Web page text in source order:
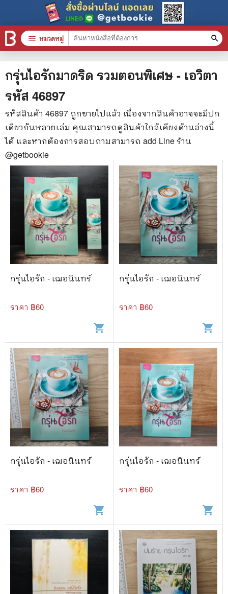
กรุ่นไอรักมาดริด รวมตอนพิเศษ - เอวิตา
รหัส 46897
รหัสสินค้า 46897 ถูกขายไปแล้ว เนื่องจากสินค้าอาจจะมีปก
เดียวกันหลายเล่ม คุณสามารถดูสินค้าใกล้เคียงด้านล่างนี้
ได้ และหากต้องการสอบถามสามารถ add Line ร้าน
@getbookie
กรุ่นไอรัก - เฌอนินทร์
ราคา ฿60
shopping_cart
กรุ่นไอรัก - เฌอนินทร์
ราคา ฿60
shopping_cart
กรุ่นไอรัก - เฌอนินทร์
ราคา ฿60
shopping_cart
กรุ่นไอรัก - เฌอนินทร์
ราคา ฿60
shopping_cart
menu หมวดหมู่ search
หมวดหมู่สินค้า clear
หนังสือทั้งหมด
stars สินค้าใช้เฉพาะแต้มเท่านั้น
📚 หนังสือทั่วไป
🦄 วรรณกรรม นิยาย เรื่องสั้น
🎓 การศึกษา
😼 หนังสือการ์ตูน
🐲 หนังสือเด็ก
📕 นิตยสาร
📅 สินค้าอื่นๆ